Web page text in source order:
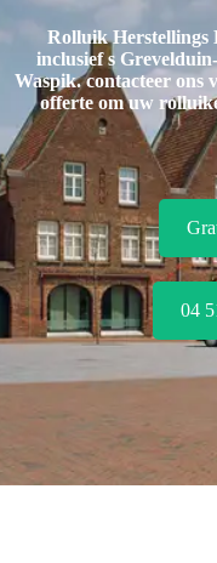
Rolluik Herstellings
inclusiefs
Waspik. contacteer ons
offerte om uw
04